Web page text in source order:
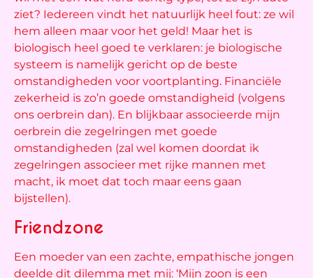
ziet? Iedereen vindt het natuurlijk heel fout: ze wil
hem alleen maar voor het geld! Maar het is
biologisch heel goed te verklaren: je biologische
systeem is namelijk gericht op de beste
omstandigheden voor voortplanting. Financiële
zekerheid is zo’n goede omstandigheid (volgens
ons oerbrein dan). En blijkbaar associeerde mijn
oerbrein die zegelringen met goede
omstandigheden (zal wel komen doordat ik
zegelringen associeer met rijke mannen met
macht, ik moet dat toch maar eens gaan
bijstellen).
Friendzone
Een moeder van een zachte, empathische jongen
deelde dit dilemma met mij: ‘Mijn zoon is een